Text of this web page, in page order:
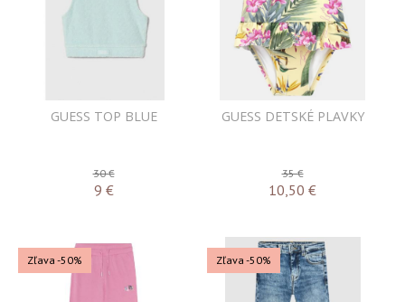
GUESS TOP BLUE
30 €
9 €
GUESS DETSKÉ PLAVKY
35 €
10,50 €
Zľava -50% Zľava -50%